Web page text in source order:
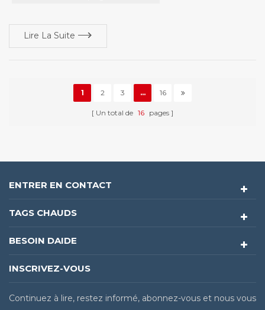
Lire La Suite
1 2 3 ... 16
Un total de 16 pages
ENTRER EN CONTACT
TAGS CHAUDS
BESOIN DAIDE
INSCRIVEZ-VOUS
Continuez à lire, restez informé, abonnez-vous et nous vous